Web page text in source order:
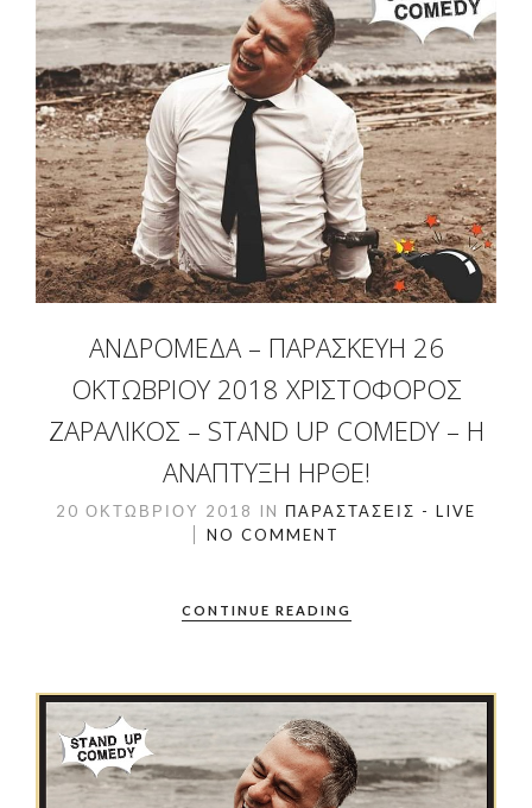
ΑΝΔΡΟΜΈΔΑ – ΠΑΡΑΣΚΕΥΉ 26
ΟΚΤΩΒΡΊΟΥ 2018 ΧΡΙΣΤΌΦΟΡΟΣ
ΖΑΡΑΛΊΚΟΣ – STAND UP COMEDY – Η
ΑΝΑΠΤΥΞΗ ΗΡΘΕ!
20 ΟΚΤΩΒΡΊΟΥ 2018 IN ΠΑΡΑΣΤΆΣΕΙΣ - LIVE
NO COMMENT
CONTINUE READING